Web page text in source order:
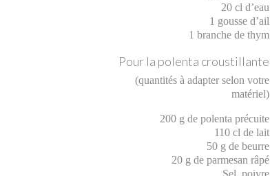
20 cl d’eau
1 gousse d’ail
1 branche de thym
Pour la polenta croustillante
(quantités à adapter selon votre
matériel)
200 g de polenta précuite
110 cl de lait
50 g de beurre
20 g de parmesan râpé
Sel, poivre